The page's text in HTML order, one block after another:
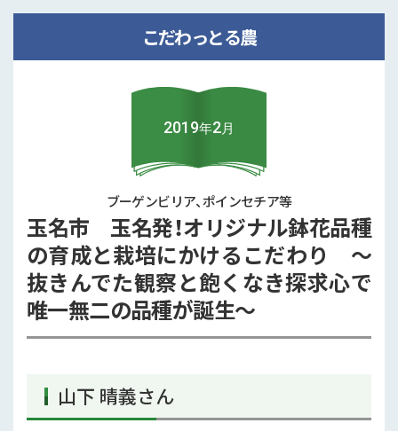
こだわっとる農
2019年2月
ブーゲンビリア、ポインセチア等
玉名市 玉名発！オリジナル鉢花品種
の育成と栽培にかけるこだわり ～
抜きんでた観察と飽くなき探求心で
唯一無二の品種が誕生～
山下 晴義さん
土を育て、未来へ繋ぐ ろのわの有･･･
2025年8月
茶、桑茶、らっきょう･･･
消費者の健康と美味しいに情熱を
注･･･
一覧を見る